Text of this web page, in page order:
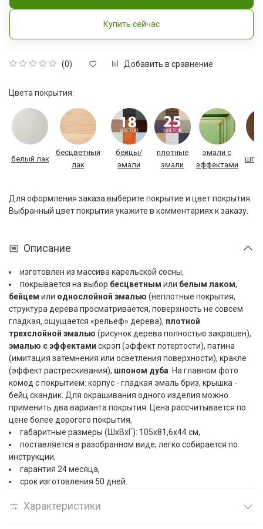
(0) Добавить в сравнение
Купить сейчас
Цвета покрытия:
белый лак
бесцветный
лак
бейцы/
эмали
плотные
эмали
эмали с
эффектами
Для оформления заказа выберите покрытие и цвет покрытия.
Выбранный цвет покрытия укажите в комментариях к заказу.
Описание
изготовлен из массива карельской сосны,
покрывается на выбор бесцветным или белым лаком,
бейцем или однослойной эмалью (неплотные покрытия,
структура дерева просматривается, поверхность не совсем
гладкая, ощущается «рельеф» дерева), плотной
трехслойной эмалью (рисунок дерева полностью закрашен),
эмалью с эффектами скрэп (эффект потертости), патина
(имитация затемнения или осветления поверхности), кракле
(эффект растрескивания), шпоном дуба. На главном фото
комод с покрытием: корпус - гладкая эмаль бриз, крышка -
бейц скандик. Для окрашивания одного изделия можно
применить два варианта покрытия. Цена рассчитывается по
цене более дорогого покрытия,
габаритные размеры (ШxВxГ): 105x81,6x44 см,
поставляется в разобранном виде, легко собирается по
инструкции,
гарантия 24 месяца,
срок изготовления 50 дней.
Характеристики